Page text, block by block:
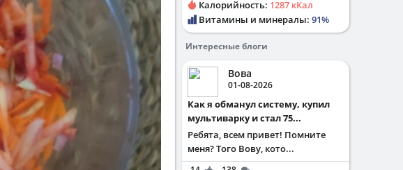
Калорийность: 1287 кКал
Витамины и минералы: 91%
Интересные блоги
Вова
01-08-2026
Как я обманул систему, купил
мультиварку и стал 75...
Ребята, всем привет! Помните
меня? Того Вову, кото...